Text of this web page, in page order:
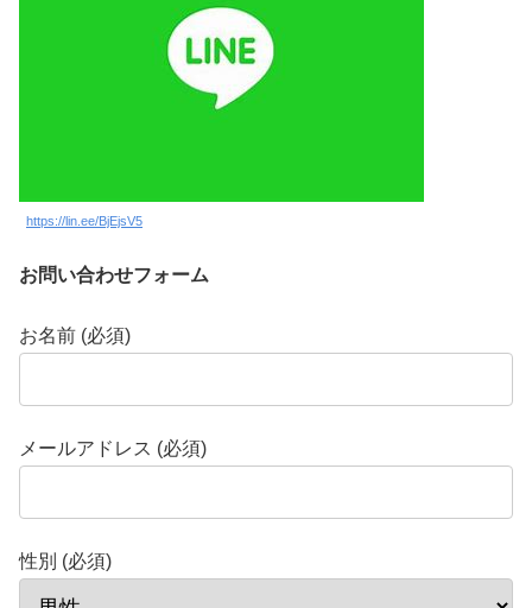
https://lin.ee/BjEjsV5
お問い合わせフォーム
お名前 (必須)
メールアドレス (必須)
性別 (必須)